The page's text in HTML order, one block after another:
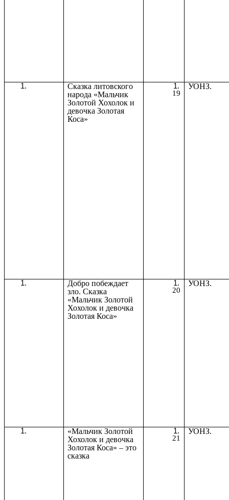
Сказка литовского
народа «Мальчик
Золотой Хохолок и
девочка Золотая
Коса»
19
УОНЗ.
Добро побеждает
зло. Сказка
«Мальчик Золотой
Хохолок и девочка
Золотая Коса»
20
УОНЗ.
«Мальчик Золотой
Хохолок и девочка
Золотая Коса» – это
сказка
21
УОНЗ.